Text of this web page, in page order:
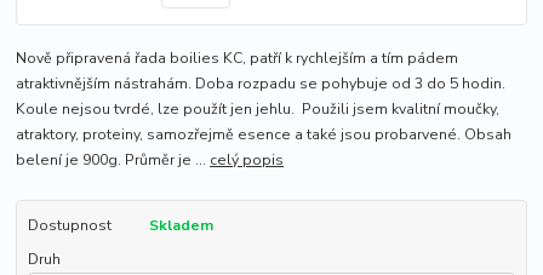
Nově připravená řada boilies KC, patří k rychlejším a tím pádem
atraktivnějším nástrahám. Doba rozpadu se pohybuje od 3 do 5 hodin.
Koule nejsou tvrdé, lze použít jen jehlu. Použili jsem kvalitní moučky,
atraktory, proteiny, samozřejmě esence a také jsou probarvené. Obsah
belení je 900g. Průměr je ... celý popis
Dostupnost
Skladem
Druh